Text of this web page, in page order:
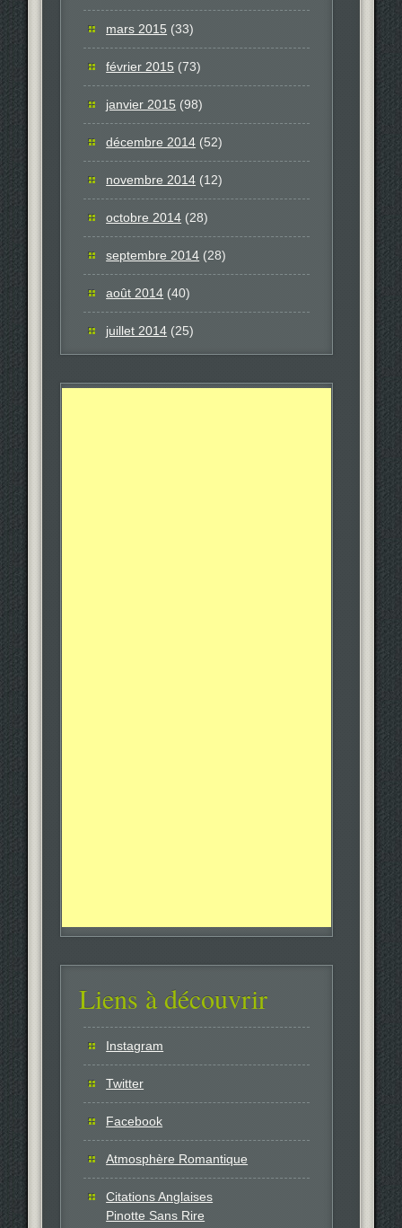
mars 2015 (33)
février 2015 (73)
janvier 2015 (98)
décembre 2014 (52)
novembre 2014 (12)
octobre 2014 (28)
septembre 2014 (28)
août 2014 (40)
juillet 2014 (25)
Liens à découvrir
Instagram
Twitter
Facebook
Atmosphère Romantique
Citations Anglaises
Pinotte Sans Rire